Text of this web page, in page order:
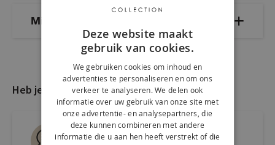
Mix & Match
Heb je nog vragen?
Live chat
Deze website maakt
gebruik van cookies.
We gebruiken cookies om inhoud en
advertenties te personaliseren en om ons
verkeer te analyseren. We delen ook
informatie over uw gebruik van onze site met
onze advertentie- en analysepartners, die
deze kunnen combineren met andere
informatie die u aan hen heeft verstrekt of die